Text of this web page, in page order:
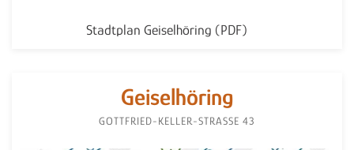
Stadtplan Geiselhöring (PDF)
Geiselhöring
GOTTFRIED-KELLER-STRASSE 43